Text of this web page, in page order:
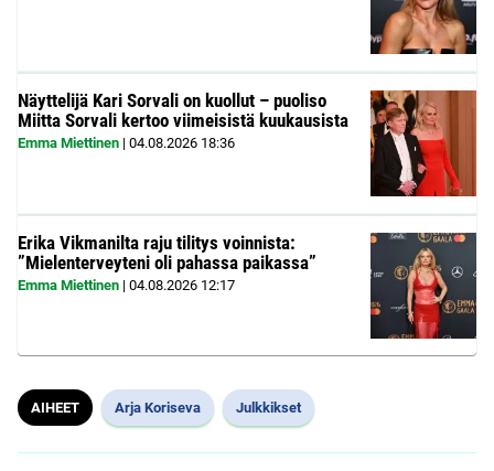
Näyttelijä Kari Sorvali on kuollut – puoliso
Miitta Sorvali kertoo viimeisistä kuukausista
Emma Miettinen | 04.08.2026 18:36
Erika Vikmanilta raju tilitys voinnista:
”Mielenterveyteni oli pahassa paikassa”
Emma Miettinen | 04.08.2026 12:17
AIHEET Arja Koriseva Julkkikset